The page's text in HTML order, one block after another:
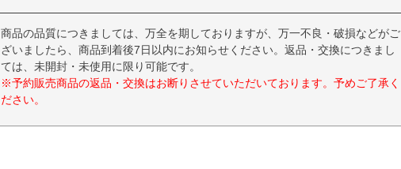
商品の品質につきましては、万全を期しておりますが、万一不良・破損などがご
ざいましたら、商品到着後7日以内にお知らせください。返品・交換につきまし
ては、未開封・未使用に限り可能です。
※予約販売商品の返品・交換はお断りさせていただいております。予めご了承く
ださい。